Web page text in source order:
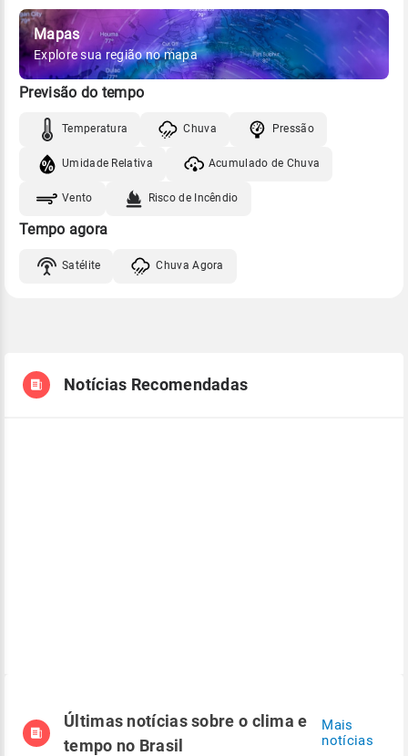
Mapas
Explore sua região no mapa
Previsão do tempo
Temperatura Chuva Pressão
Umidade Relativa Acumulado de Chuva
Vento Risco de Incêndio
Tempo agora
Satélite Chuva Agora
Notícias Recomendadas
Últimas notícias sobre o clima e
tempo no Brasil
Mais
notícias